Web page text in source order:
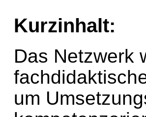
Kurzinhalt:
Das Netzwerk
um